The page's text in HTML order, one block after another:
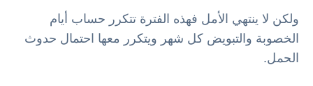
ولكن لا ينتهي الأمل فهذه الفترة تتكرر حساب أيام
الخصوبة والتبويض كل شهر ويتكرر معها احتمال حدوث
الحمل.